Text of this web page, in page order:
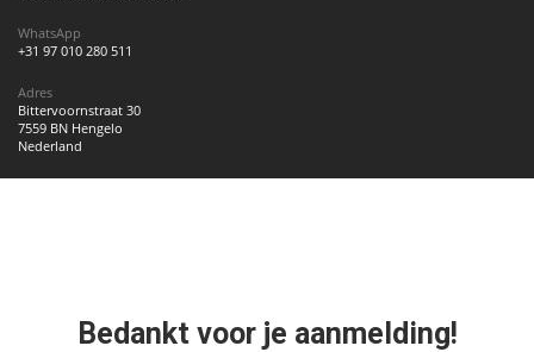
WhatsApp
+31 97 010 280 511
Adres
Bittervoornstraat 30
7559 BN Hengelo
Nederland
Bedankt voor je aanmelding!